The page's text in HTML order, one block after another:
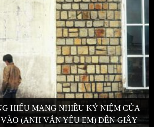
HIẾU MANG NHIỀU KỶ NIỆM CỦA
(ANH VẪN YÊU EM) ĐẾN GIÂY